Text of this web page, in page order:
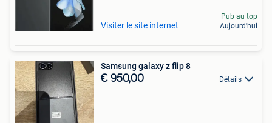
Visiter le site internet
Pub au top
Aujourd'hui
Samsung galaxy z flip 8
€ 950,00 Détails